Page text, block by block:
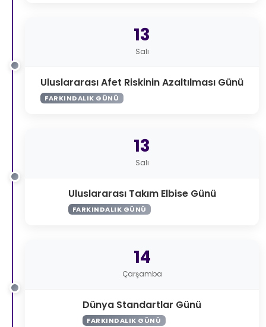
13
Salı
Uluslararası Afet Riskinin Azaltılması Günü
FARKINDALIK GÜNÜ
13
Salı
Uluslararası Takım Elbise Günü
FARKINDALIK GÜNÜ
14
Çarşamba
Dünya Standartlar Günü
FARKINDALIK GÜNÜ